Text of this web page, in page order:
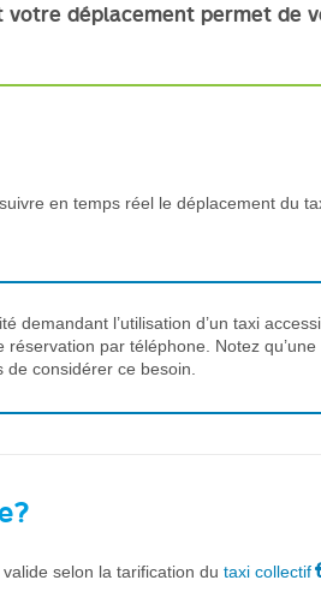
votre déplacement permet de
en temps réel le déplacement du
demandant l’utilisation d’un taxi
par téléphone. Notez qu’une
considérer ce besoin.
selon la tarification du taxi collectif